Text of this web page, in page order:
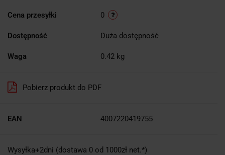
Cena przesyłki 0
Dostępność Duża dostępność
Waga 0.42 kg
Pobierz produkt do PDF
EAN 4007220419755
Wysyłka+2dni (dostawa 0 od 1000zł net.*)